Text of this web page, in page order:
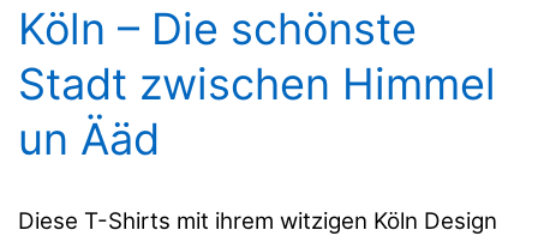
Köln – Die schönste
Stadt zwischen Himmel
un Ääd
Diese T-Shirts mit ihrem witzigen Köln Design